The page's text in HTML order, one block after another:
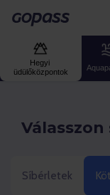
Gopass
Hegyi
üdülőközpontok
Síbérletek